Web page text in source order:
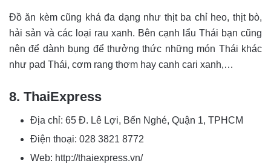
Đồ ăn kèm cũng khá đa dạng như thịt ba chỉ heo, thịt bò,
hải sản và các loại rau xanh. Bên cạnh lẩu Thái bạn cũng
nên để dành bụng để thưởng thức những món Thái khác
như pad Thái, cơm rang thơm hay canh cari xanh,…
8. ThaiExpress
Địa chỉ: 65 Đ. Lê Lợi, Bến Nghé, Quận 1, TPHCM
Điện thoại: 028 3821 8772
Web: http://thaiexpress.vn/